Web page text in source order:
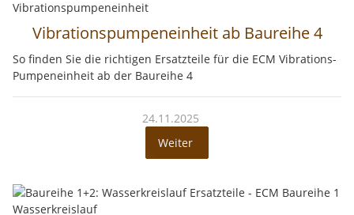
Vibrationspumpeneinheit ab Baureihe 4
So finden Sie die richtigen Ersatzteile für die ECM Vibrations-
Pumpeneinheit ab der Baureihe 4
24.11.2025
Weiter